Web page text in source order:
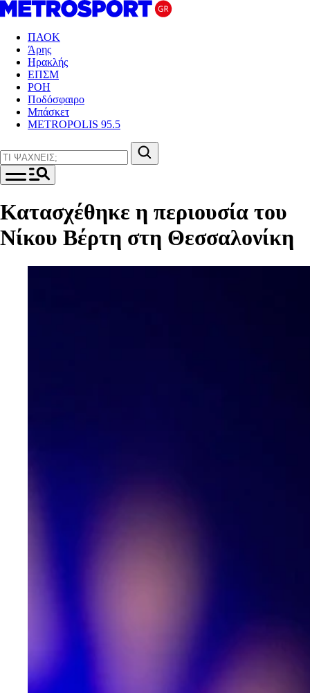
ΠΑΟΚ
Άρης
Ηρακλής
ΕΠΣΜ
ΡΟΗ
Ποδόσφαιρο
Μπάσκετ
METROPOLIS 95.5
Κατασχέθηκε η περιουσία του
Νίκου Βέρτη στη Θεσσαλονίκη